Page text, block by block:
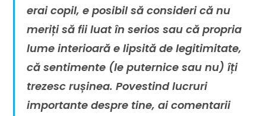
erai copil, e posibil să consideri că nu
meriți să fii luat în serios sau că propria
lume interioară e lipsită de legitimitate,
că sentimente (le puternice sau nu) îți
trezesc rușinea. Povestind lucruri
importante despre tine, ai comentarii